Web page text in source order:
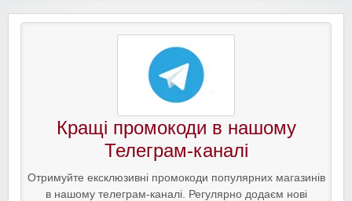
Кращі промокоди в нашому
Телеграм-каналі
Отримуйте ексклюзивні промокоди популярних магазинів
в нашому телеграм-каналі. Регулярно додаєм нові